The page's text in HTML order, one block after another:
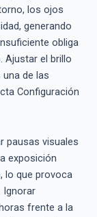
los ojos
generando
obliga
Ajustar el brillo
de las
Configuración
pausas visuales
exposición
lo que provoca
Ignorar
frente a la